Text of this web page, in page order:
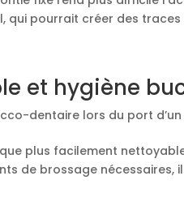
qui pourrait créer des
et hygiène
dentaire lors du port
plus facilement
de brossage nécessaires,